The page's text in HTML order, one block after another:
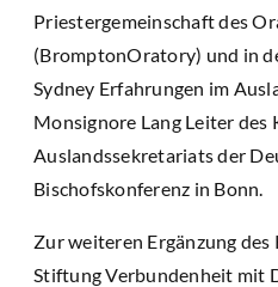
Priestergemeinschaft des
(BromptonOratory) und in
Sydney Erfahrungen im
Monsignore Lang Leiter des
Auslandssekretariats der
Bischofskonferenz in Bonn.
Zur weiteren Ergänzung
Stiftung Verbundenheit mit